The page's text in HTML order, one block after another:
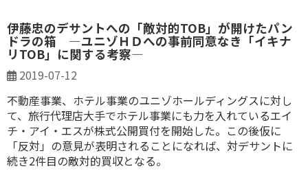
伊藤忠のデサントへの「敵対的TOB」が開けたパン
ドラの箱 ―ユニゾＨＤへの事前同意なき「イキナ
リTOB」に関する考察―
2019-07-12
不動産事業、ホテル事業のユニゾホールディングスに対し
て、旅行代理店大手でホテル事業にも力を入れているエイ
チ・アイ・エスが株式公開買付を開始した。この後仮に
「反対」の意見が表明されることになれば、対デサントに
続き2件目の敵対的買収となる。